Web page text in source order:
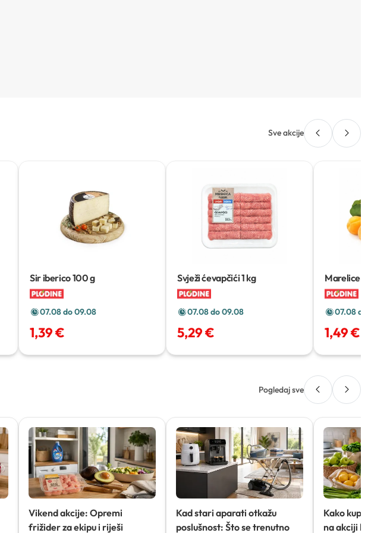
Sve akcije
Sir iberico100 g
07.08 do 09.08
1,39 €
Svježi ćevapčići1 kg
07.08 do 09.08
5,29 €
Marelice
07.08
1,49 €
Pogledaj sve
Vikend akcije: Opremi
frižider za ekipu i riješi
Kad stari aparati otkažu
poslušnost: Što se trenutno
Kako
na akciji